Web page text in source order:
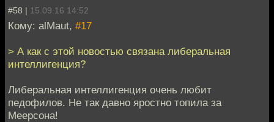
#58 | 15.09.16 14:52
Кому: alMaut, #17
> А как с этой новостью связана либеральная
интеллигенция?
Либеральная интеллигенция очень любит
педофилов. Не так давно яростно топила за
Меерсона!